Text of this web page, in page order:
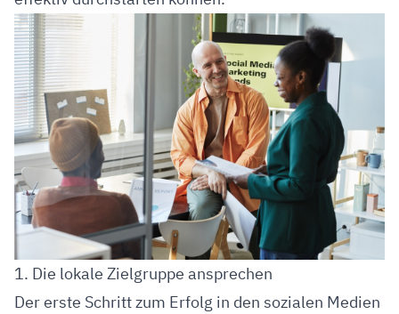
1. Die lokale Zielgruppe ansprechen
Der erste Schritt zum Erfolg in den sozialen Medien